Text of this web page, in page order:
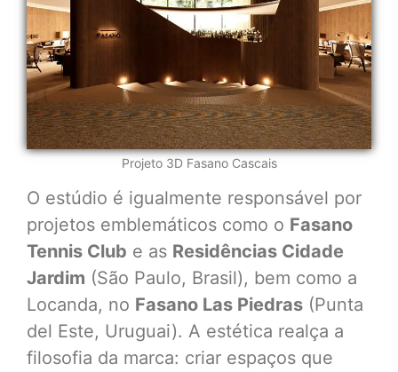
Projeto 3D Fasano Cascais
O estúdio é igualmente responsável por
projetos emblemáticos como o Fasano
Tennis Club e as Residências Cidade
Jardim (São Paulo, Brasil), bem como a
Locanda, no Fasano Las Piedras (Punta
del Este, Uruguai). A estética realça a
filosofia da marca: criar espaços que